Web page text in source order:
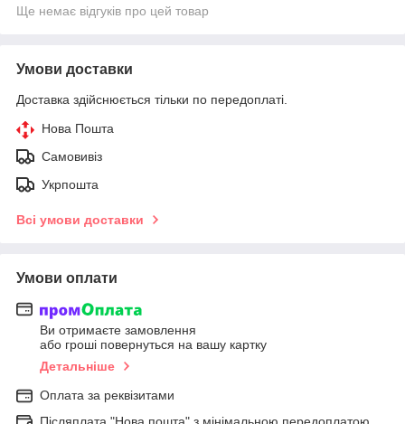
Ще немає відгуків про цей товар
Умови доставки
Доставка здійснюється тільки по передоплаті.
Нова Пошта
Самовивіз
Укрпошта
Всі умови доставки
Умови оплати
Ви отримаєте замовлення
або гроші повернуться на вашу картку
Детальніше
Оплата за реквізитами